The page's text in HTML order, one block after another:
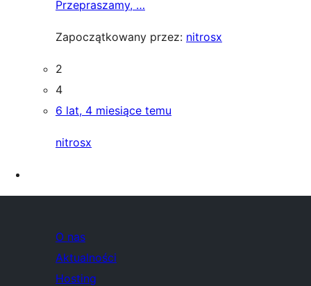
Przepraszamy, …
Zapoczątkowany przez: nitrosx
2
4
6 lat, 4 miesiące temu
nitrosx
O nas
Aktualności
Hosting